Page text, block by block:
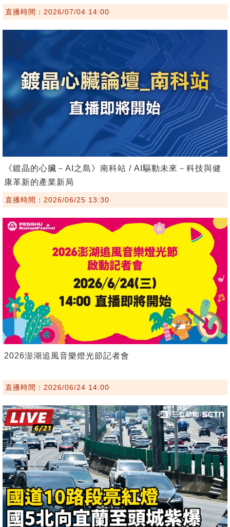
直播時間：2026/07/04 14:00
《鍍晶的心臟－AI之島》南科站 / AI驅動未來－科技與健
康革新的產業新局
直播時間：2026/06/25 13:30
2026澎湖追風音樂燈光節記者會
直播時間：2026/06/24 14:00